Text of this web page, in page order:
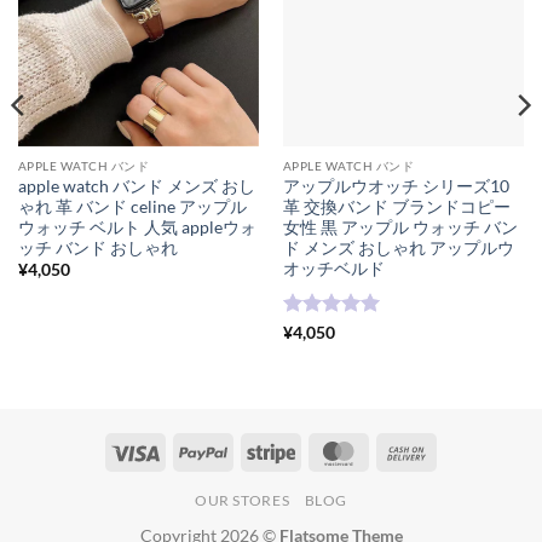
APPLE WATCH バンド
apple watch バンド メンズ おし
ゃれ 革 バンド celine アップル
ウォッチ ベルト 人気 appleウォ
ッチ バンド おしゃれ
¥4,050
APPLE WATCH バンド
アップルウオッチ シリーズ10
革 交換バンド ブランドコピー
女性 黒 アップル ウォッチ バン
ド メンズ おしゃれ アップルウ
オッチベルド
5段階中
¥4,050
Visa PayPal Stripe MasterCard
OUR STORES BLOG
Copyright 2026 © Flatsome Theme